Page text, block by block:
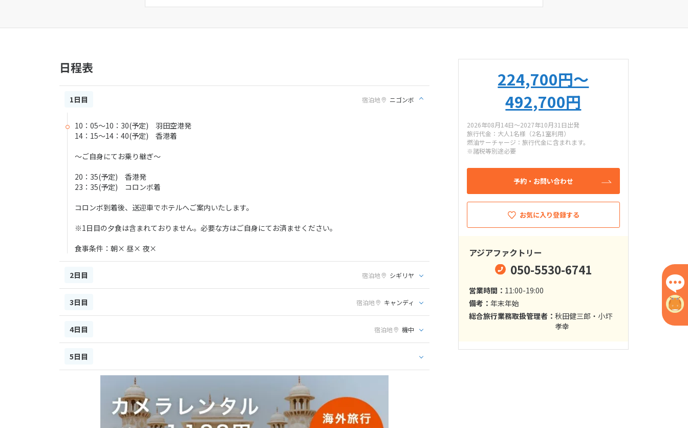
日程表
1日目 宿泊地 ニゴンボ
10：05～10：30(予定) 羽田空港発
14：15～14：40(予定) 香港着
～ご自身にてお乗り継ぎ～
20：35(予定) 香港発
23：35(予定) コロンボ着
コロンボ到着後、送迎車でホテルへご案内いたします。
※1日目の夕食は含まれておりません。必要な方はご自身にてお済ませください。
食事条件：朝× 昼× 夜×
2日目 宿泊地 シギリヤ
3日目 宿泊地 キャンディ
4日目 宿泊地 機中
5日目
224,700円〜
492,700円
2026年08月14日～2027年10月31日出発
旅行代金：大人1名様（2名1室利用）
燃油サーチャージ：旅行代金に含まれます。
※諸税等別途必要
予約・お問い合わせ
お気に入り登録する
アジアファクトリー
050-5530-6741
営業時間： 11:00-19:00
備考： 年末年始
総合旅行業務取扱管理者： 秋田健三郎・小圷
孝幸